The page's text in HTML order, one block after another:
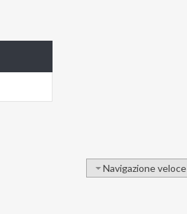
Navigazione veloce